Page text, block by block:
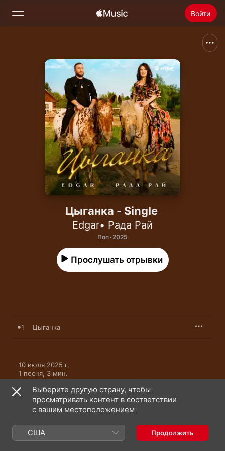
Войти
Главная
Радио
Установить Apple Music
Цыганка - Single
Edgar• Рада Рай
Поп · 2025
Прослушать отрывки
1 Цыганка
10 июля 2025 г.
1 песня, 3 мин.
Edgar: еще
Выберите другую страну, чтобы
просматривать контент в соответствии
с вашим местоположением
США Продолжить